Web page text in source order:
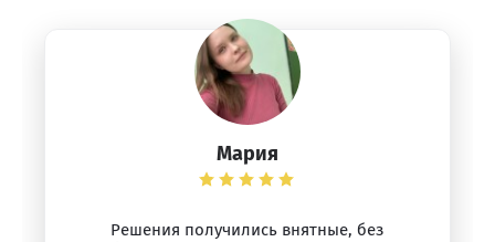
Мария
Решения получились внятные, без